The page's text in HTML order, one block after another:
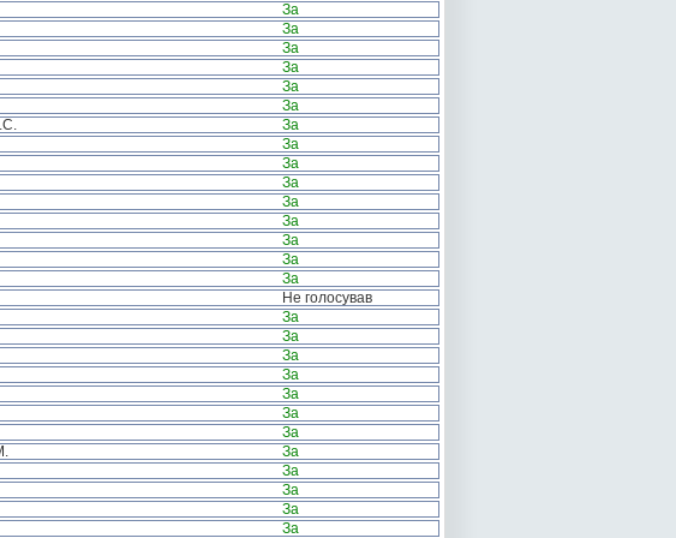
За
За
За
За
За
За
За
За
За
За
За
За
За
За
За
Не голосував
За
За
За
За
За
За
За
За
За
За
За
За